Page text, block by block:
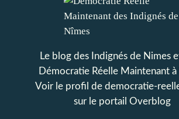
Le blog des Indignés de Nimes
Démocratie Réelle Maintenant à
Voir le profil de democratie-
sur le portail Overblog